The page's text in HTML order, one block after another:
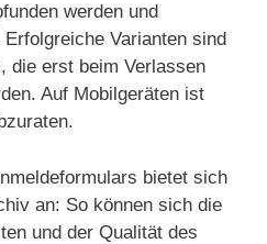
werden und
Varianten sind
die erst beim Verlassen
Auf Mobilgeräten ist
bietet sich
an: So können sich die
und der Qualität des